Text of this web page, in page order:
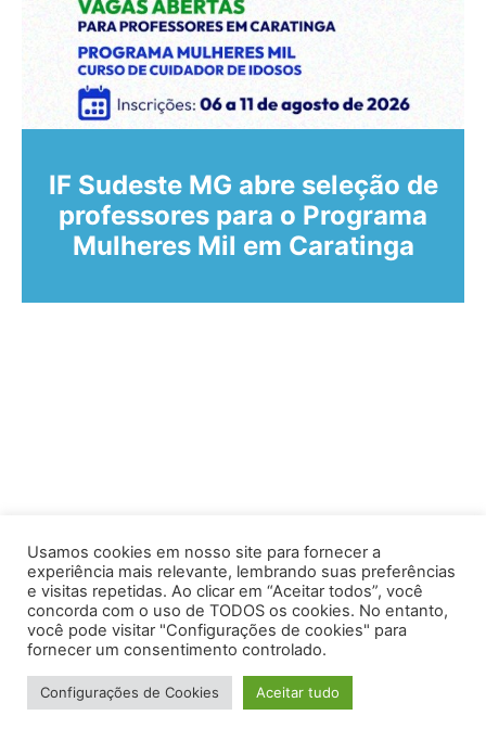
IF Sudeste MG abre seleção de
professores para o Programa
Mulheres Mil em Caratinga
Av. Prof. Armando Alves da Silva, nº 1950 - Zacarias,
Caratinga - MG - 35302-403 / Tel: (33) 3329 8000
Desenvolvido por VersaTec
Usamos cookies em nosso site para fornecer a
experiência mais relevante, lembrando suas preferências
e visitas repetidas. Ao clicar em “Aceitar todos”, você
concorda com o uso de TODOS os cookies. No entanto,
você pode visitar "Configurações de cookies" para
fornecer um consentimento controlado.
Configurações de Cookies Aceitar tudo